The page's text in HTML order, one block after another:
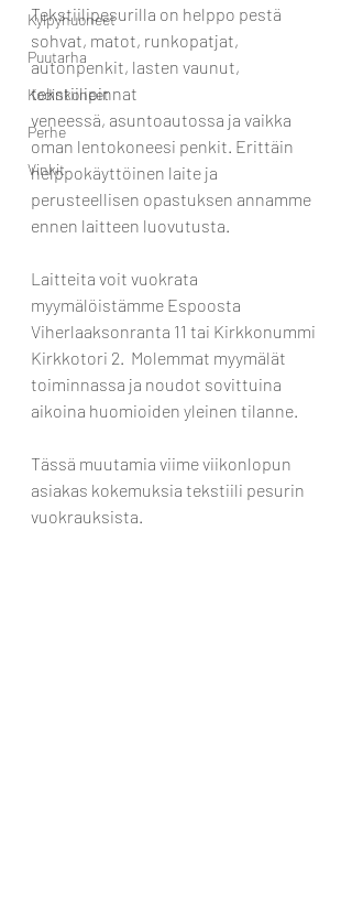
Kylpyhuoneet
Puutarha
Kodinkoneet
Perhe
Vinkit
Tekstiilipesurilla on helppo pestä
sohvat, matot, runkopatjat,
autonpenkit, lasten vaunut,
tekstiilipinnat
veneessä, asuntoautossa ja vaikka
oman lentokoneesi penkit. Erittäin
helppokäyttöinen laite ja
perusteellisen opastuksen annamme
ennen laitteen luovutusta.
Laitteita voit vuokrata
myymälöistämme Espoosta
Viherlaaksonranta 11 tai Kirkkonummi
Kirkkotori 2.  Molemmat myymälät
toiminnassa ja noudot sovittuina
aikoina huomioiden yleinen tilanne.
Tässä muutamia viime viikonlopun
asiakas kokemuksia tekstiili pesurin
vuokrauksista.